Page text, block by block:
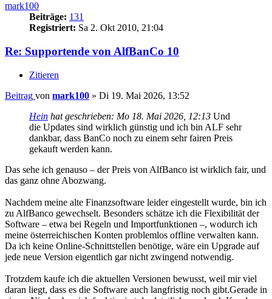
mark100
Beiträge: 131
Registriert: Sa 2. Okt 2010, 21:04
Re: Supportende von AlfBanCo 10
Zitieren
Beitrag von mark100 » Di 19. Mai 2026, 13:52
Hein hat geschrieben: Mo 18. Mai 2026, 12:13 Und
die Updates sind wirklich günstig und ich bin ALF sehr
dankbar, dass BanCo noch zu einem sehr fairen Preis
gekauft werden kann.
Das sehe ich genauso – der Preis von AlfBanco ist wirklich fair, und
das ganz ohne Abozwang.
Nachdem meine alte Finanzsoftware leider eingestellt wurde, bin ich
zu AlfBanco gewechselt. Besonders schätze ich die Flexibilität der
Software – etwa bei Regeln und Importfunktionen –, wodurch ich
meine österreichischen Konten problemlos offline verwalten kann.
Da ich keine Online-Schnittstellen benötige, wäre ein Upgrade auf
jede neue Version eigentlich gar nicht zwingend notwendig.
Trotzdem kaufe ich die aktuellen Versionen bewusst, weil mir viel
daran liegt, dass es die Software auch langfristig noch gibt.Gerade in